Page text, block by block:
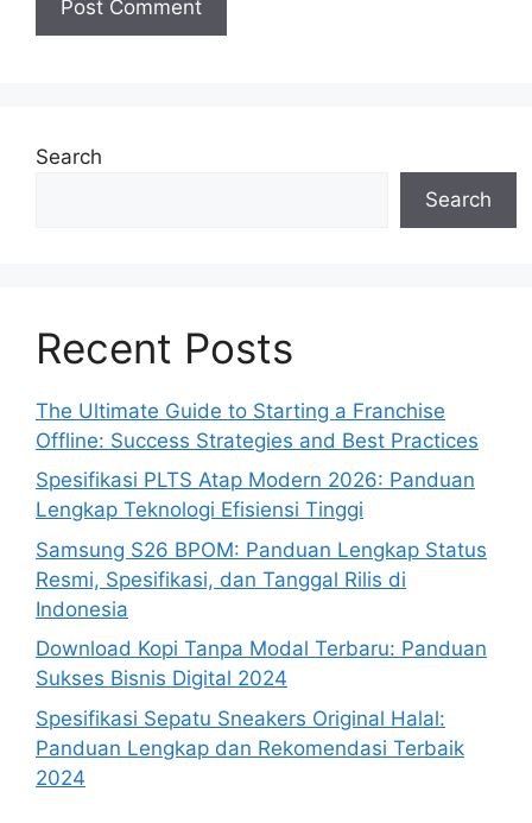
Search
Search
Recent Posts
The Ultimate Guide to Starting a Franchise
Offline: Success Strategies and Best Practices
Spesifikasi PLTS Atap Modern 2026: Panduan
Lengkap Teknologi Efisiensi Tinggi
Samsung S26 BPOM: Panduan Lengkap Status
Resmi, Spesifikasi, dan Tanggal Rilis di
Indonesia
Download Kopi Tanpa Modal Terbaru: Panduan
Sukses Bisnis Digital 2024
Spesifikasi Sepatu Sneakers Original Halal:
Panduan Lengkap dan Rekomendasi Terbaik
2024